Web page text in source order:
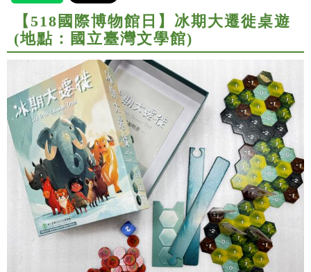
【518國際博物館日】冰期大遷徙桌遊
(地點：國立臺灣文學館)